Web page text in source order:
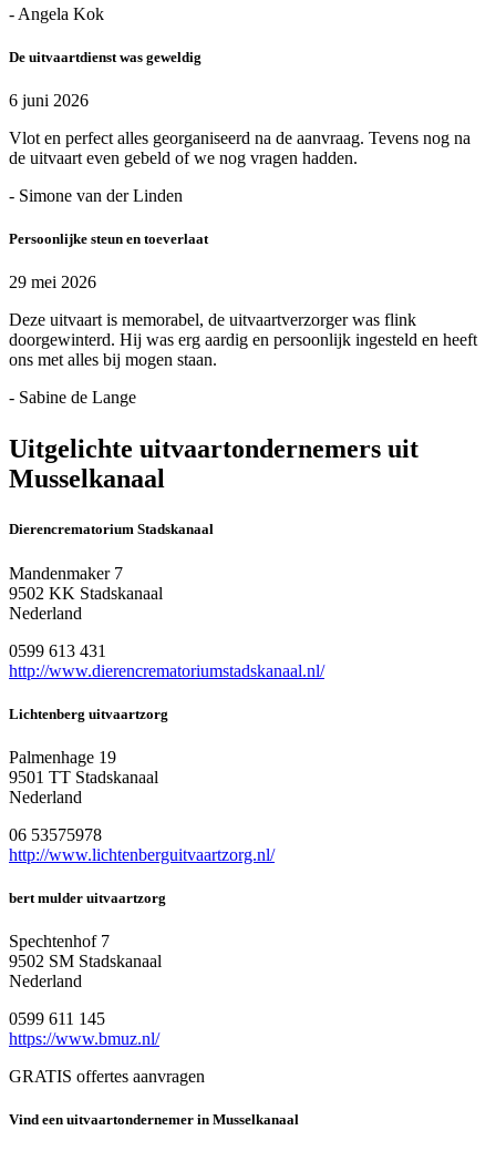
- Angela Kok
De uitvaartdienst was geweldig
6 juni 2026
Vlot en perfect alles georganiseerd na de aanvraag. Tevens nog na
de uitvaart even gebeld of we nog vragen hadden.
- Simone van der Linden
Persoonlijke steun en toeverlaat
29 mei 2026
Deze uitvaart is memorabel, de uitvaartverzorger was flink
doorgewinterd. Hij was erg aardig en persoonlijk ingesteld en heeft
ons met alles bij mogen staan.
- Sabine de Lange
Uitgelichte uitvaartondernemers uit
Musselkanaal
Dierencrematorium Stadskanaal
Mandenmaker 7
9502 KK Stadskanaal
Nederland
0599 613 431
http://www.dierencrematoriumstadskanaal.nl/
Lichtenberg uitvaartzorg
Palmenhage 19
9501 TT Stadskanaal
Nederland
06 53575978
http://www.lichtenberguitvaartzorg.nl/
bert mulder uitvaartzorg
Spechtenhof 7
9502 SM Stadskanaal
Nederland
0599 611 145
https://www.bmuz.nl/
GRATIS offertes aanvragen
Vind een uitvaartondernemer in Musselkanaal